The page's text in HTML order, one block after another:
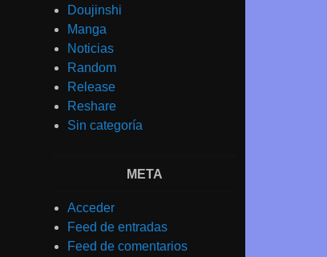
Doujinshi
Manga
Noticias
Random
Release
Reshare
Sin categoría
META
Acceder
Feed de entradas
Feed de comentarios